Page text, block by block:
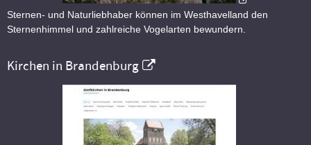
Sternen- und Naturliebhaber können im Westhavelland den
Sternenhimmel und zahlreiche Vogelarten bewundern.
Kirchen in Brandenburg